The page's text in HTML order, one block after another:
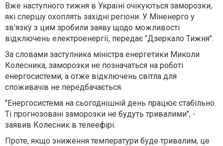
Вже наступного тижня в Україні очікуються заморозки,
які спершу охоплять західні регіони. У Міненерго у
зв'язку з цим зробили заяву щодо можливості
відключень електроенергії, передає "Дзеркало Тижня".
За словами заступника міністра енергетики Миколи
Колесника, заморозки не позначаться на роботі
енергосистеми, а отже відключень світла для
споживачів не передбачається.
"Енергосистема на сьогоднішній день працює стабільно.
Ті прогнозовані заморозки не будуть тривалими", -
заявив Колесник в телеефірі.
Проте, якщо зниження температури буде тривалим, це